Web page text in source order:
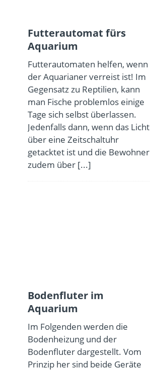
Futterautomat fürs
Aquarium
Futterautomaten helfen, wenn
der Aquarianer verreist ist! Im
Gegensatz zu Reptilien, kann
man Fische problemlos einige
Tage sich selbst überlassen.
Jedenfalls dann, wenn das Licht
über eine Zeitschaltuhr
getacktet ist und die Bewohner
zudem über [...]
Bodenfluter im
Aquarium
Im Folgenden werden die
Bodenheizung und der
Bodenfluter dargestellt. Vom
Prinzip her sind beide Geräte